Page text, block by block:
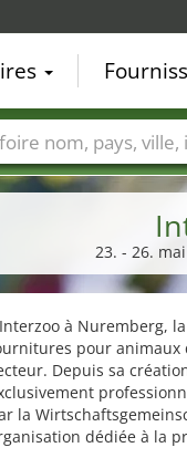
23. - 26.
à Nuremberg,
pour animaux
Depuis sa
la
dédiée à la
Pays Villes